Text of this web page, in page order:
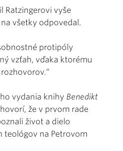
Ratzingerovi vyše
všetky odpovedal.
protipóly
vzťah, vďaka ktorému
vydania knihy Benedikt
že v prvom rade
život a dielo
teológov na Petrovom